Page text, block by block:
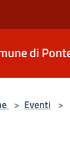
di
> Eventi >